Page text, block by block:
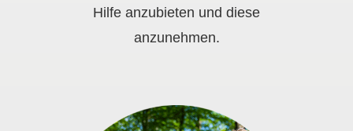
Hilfe anzubieten und diese
anzunehmen.